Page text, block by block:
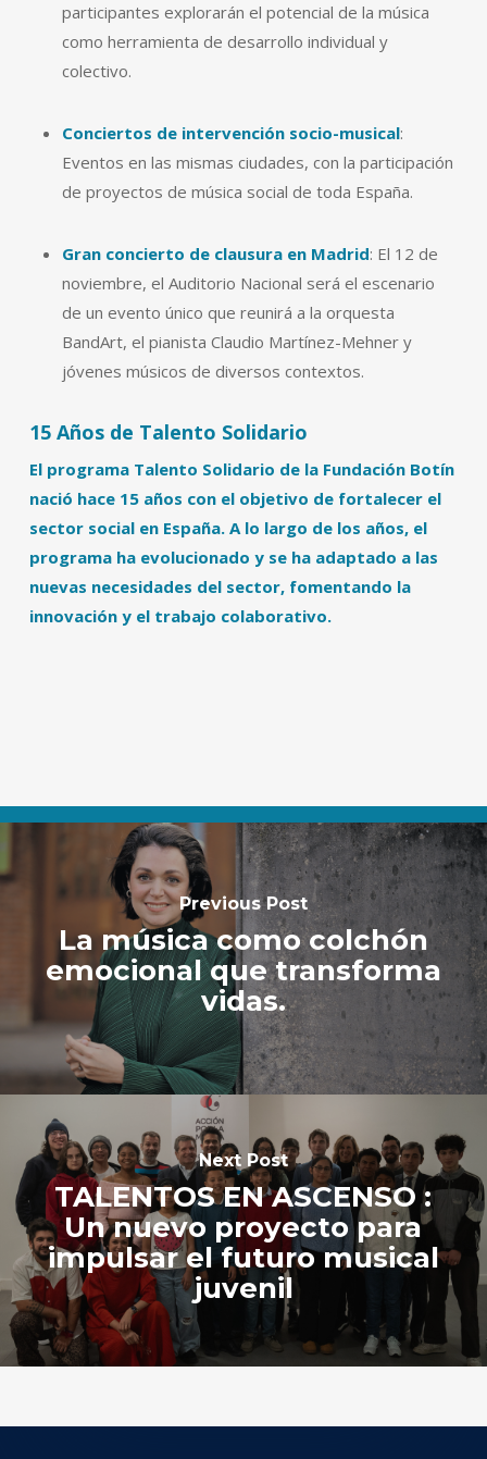
participantes explorarán el potencial de la música
como herramienta de desarrollo individual y
colectivo.
Conciertos de intervención socio-musical:
Eventos en las mismas ciudades, con la participación
de proyectos de música social de toda España.
Gran concierto de clausura en Madrid: El 12 de
noviembre, el Auditorio Nacional será el escenario
de un evento único que reunirá a la orquesta
BandArt, el pianista Claudio Martínez-Mehner y
jóvenes músicos de diversos contextos.
15 Años de Talento Solidario
El programa Talento Solidario de la Fundación Botín
nació hace 15 años con el objetivo de fortalecer el
sector social en España. A lo largo de los años, el
programa ha evolucionado y se ha adaptado a las
nuevas necesidades del sector, fomentando la
innovación y el trabajo colaborativo.
Previous Post
La música como colchón
emocional que transforma
vidas.
Next Post
TALENTOS EN ASCENSO :
Un nuevo proyecto para
impulsar el futuro musical
juvenil